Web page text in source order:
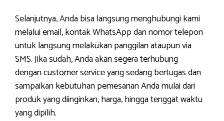
Selanjutnya, Anda bisa langsung menghubungi kami
melalui email, kontak WhatsApp dan nomor telepon
untuk langsung melakukan panggilan ataupun via
SMS. Jika sudah, Anda akan segera terhubung
dengan customer service yang sedang bertugas dan
sampaikan kebutuhan pemesanan Anda mulai dari
produk yang diinginkan, harga, hingga tenggat waktu
yang dipilih.